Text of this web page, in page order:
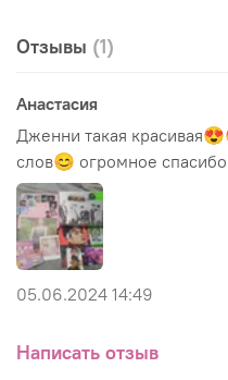
Отзывы (1)
Анастасия
Дженни такая
слов😊 огромное
05.06.2024 14:49
Написать отзыв